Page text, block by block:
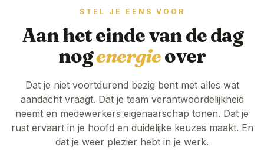
STEL JE EENS VOOR
Aan het einde van de dag
nogenergieover
Dat je niet voortdurend bezig bent met alles wat
aandacht vraagt. Dat je team verantwoordelijkheid
neemt en medewerkers eigenaarschap tonen. Dat je
rust ervaart in je hoofd en duidelijke keuzes maakt. En
dat je weer plezier hebt in je werk.